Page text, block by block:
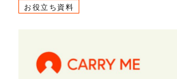
お役立ち資料